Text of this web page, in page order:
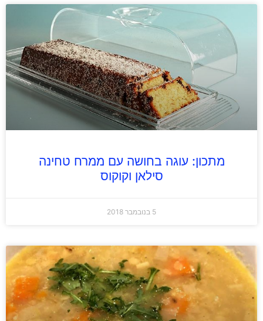
מתכון: עוגה בחושה עם ממרח טחינה
סילאן וקוקוס
5 בנובמבר 2018